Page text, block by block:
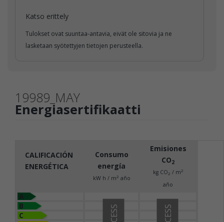
Katso erittely
Tulokset ovat suuntaa-antavia, eivät ole sitovia ja ne
lasketaan syötettyjen tietojen perusteella.
19989_MAY
Energiasertifikaatti
CALIFICACIÓN
ENERGÉTICA
Consumo
energía
kW h / m2 año
Emisiones
CO2
kg CO2 / m2
año
B
C